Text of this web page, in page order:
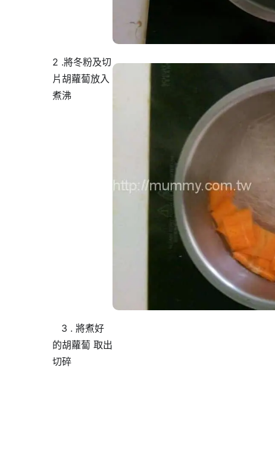
2 .將冬粉及切
片胡蘿蔔放入
煮沸
3 . 將煮好
的胡蘿蔔 取出
切碎